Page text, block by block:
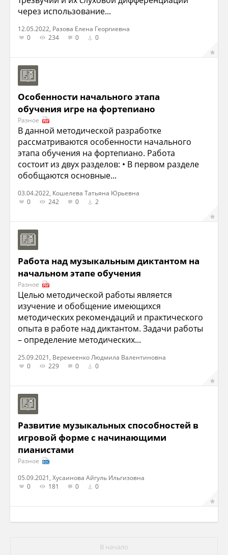
через использование...
12.05.2022, Разова Елена Георгиевна
0
234 0 0
Особенности начального этапа
обучения игре на фортепиано
Разное
В данной методической разработке
рассматриваются особенности начального
этапа обучения на фортепиано. Работа
состоит из двух разделов: • В первом разделе
обобщаются основные...
03.04.2022, Кошелева Татьяна Юрьевна
0
242 0 2
Работа над музыкальным диктантом на
начальном этапе обучения
Разное
Целью методической работы является
изучение и обобщение имеющихся
методических рекомендаций и практического
опыта в работе над диктантом. Задачи работы
– определение методических...
25.09.2021, Веремеенко Людмила Валентиновна
0
229 0 0
Развитие музыкальных способностей в
игровой форме с начинающими
пианистами
Разное
05.09.2021, Хусаинова Айгуль Ильгизовна
0
181 0 0
В начало